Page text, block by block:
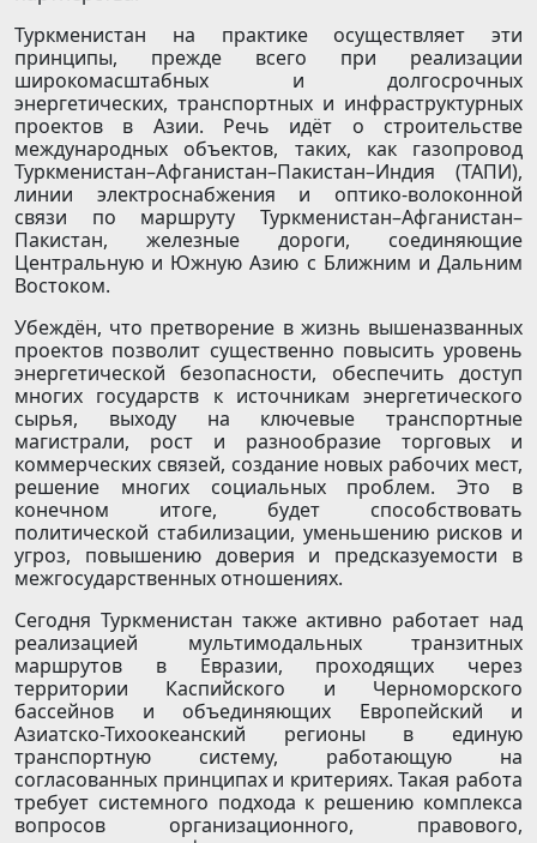
Туркменистан на практике осуществляет эти
принципы, прежде всего при реализации
широкомасштабных и долгосрочных
энергетических, транспортных и инфраструктурных
проектов в Азии. Речь идёт о строительстве
международных объектов, таких, как газопровод
Туркменистан–Афганистан–Пакистан–Индия (ТАПИ),
линии электроснабжения и оптико-волоконной
связи по маршруту Туркменистан–Афганистан–
Пакистан, железные дороги, соединяющие
Центральную и Южную Азию с Ближним и Дальним
Востоком.
Убеждён, что претворение в жизнь вышеназванных
проектов позволит существенно повысить уровень
энергетической безопасности, обеспечить доступ
многих государств к источникам энергетического
сырья, выходу на ключевые транспортные
магистрали, рост и разнообразие торговых и
коммерческих связей, создание новых рабочих мест,
решение многих социальных проблем. Это в
конечном итоге, будет способствовать
политической стабилизации, уменьшению рисков и
угроз, повышению доверия и предсказуемости в
межгосударственных отношениях.
Сегодня Туркменистан также активно работает над
реализацией мультимодальных транзитных
маршрутов в Евразии, проходящих через
территории Каспийского и Черноморского
бассейнов и объединяющих Европейский и
Азиатско-Тихоокеанский регионы в единую
транспортную систему, работающую на
согласованных принципах и критериях. Такая работа
требует системного подхода к решению комп­лекса
вопросов организационного, правового,